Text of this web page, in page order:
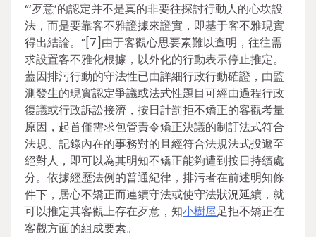
“‘歹意’的認定并不是真的非要往探討行動人的心坎設
法，而是要靠客不雅證據來證實，即基于客不雅現實
得出結論。”[7]由于客觀心思要素難以查明，往往需
求設置客不雅化根據，以外化的行動表示停止推定。
蓋因排污行動的守法性已由詳細行政行動確證，由監
測發生的現實認定爭議或法式性題目可經由過程行政
復議或行政訴訟接濟，按日計罰拒不矯正的客觀考量
原因，起首僅需求包管責令矯正決議的制訂法式符合
法規、記錄內在的事務對的且經符合法規法式投遞至
絕對人，即可以為其明知不矯正能夠遭到按日持續處
分。依據經歷法例的普通紀律，排污者在前述明知條
件下，居心不矯正而連續守法或使守法狀況延續，就
可以推定其客觀上存在歹意，知小樹屋足拒不矯正在
客觀方面的組成要素。